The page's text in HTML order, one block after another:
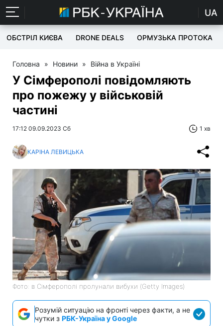
UA
ОБСТРІЛ КИЄВА DRONE DEALS ОРМУЗЬКА ПРОТОКА
Головна » Новини » Війна в Україні
У Сімферополі повідомляють
про пожежу у військовій
частині
17:12 09.09.2023 Сб 1 хв
КАРІНА ЛЕВИЦЬКА
Фото: в Сімферополі пролунали вибухи (Getty Images)
Розумій ситуацію на фронті через факти, а не
чутки з РБК-Україна у Google